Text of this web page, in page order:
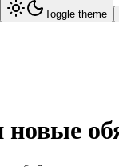
Toggle theme